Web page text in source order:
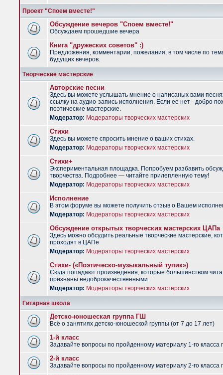
Проект "Споем вместе!"
Обсуждение вечеров "Споем вместе!"
Обсуждаем прошедшие вечера
Книга "дружеских советов" :)
Предложения, комментарии, пожелания, в том числе по
будущих вечеров.
Творческие мастерские
Авторские песни
Здесь вы можете услышать мнение о написаных вами
ссылку на аудио-запись исполнения. Если ее нет - добро
поэтические мастерские.
Модератор: Модераторы творческих мастерских
Стихи
Здесь вы можете спросить мнение о ваших стихах.
Модератор: Модераторы творческих мастерских
Стихи+
Экспериментальная площадка. Попробуем разбавить
творчества. Подробнее — читайте прилепленную тему!
Модератор: Модераторы творческих мастерских
Исполнение
В этом форуме вы можете получить отзыв о Вашем
Модератор: Модераторы творческих мастерских
Обсуждение открытых творческих мастерских ЦАПа
Здесь можно обсудить реальные творческие мастерские,
проходят в ЦАПе
Модератор: Модераторы творческих мастерских
Стихи- («Поэтическо-музыкальный тупик»)
Сюда попадают произведения, которые большинством
признаны недоброкачественными.
Модератор: Модераторы творческих мастерских
Гитарная школа
Детско-юношеская группа ГШ
Всё о занятиях детско-юношеской группы (от 7 до 17 лет)
1-й класс
Задавайте вопросы по пройденному материалу 1-го класса
2-й класс
Задавайте вопросы по пройденному материалу 2-го класса